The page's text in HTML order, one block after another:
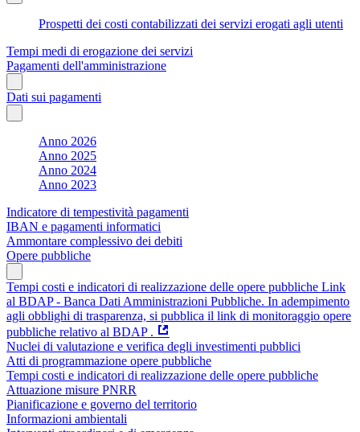
Prospetti dei costi contabilizzati dei servizi erogati agli utenti
Tempi medi di erogazione dei servizi
Pagamenti dell'amministrazione
Dati sui pagamenti
Anno 2026
Anno 2025
Anno 2024
Anno 2023
Indicatore di tempestività pagamenti
IBAN e pagamenti informatici
Ammontare complessivo dei debiti
Opere pubbliche
Tempi costi e indicatori di realizzazione delle opere pubbliche Link
al BDAP - Banca Dati Amministrazioni Pubbliche. In adempimento
agli obblighi di trasparenza, si pubblica il link di monitoraggio opere
pubbliche relativo al BDAP .
Nuclei di valutazione e verifica degli investimenti pubblici
Atti di programmazione opere pubbliche
Tempi costi e indicatori di realizzazione delle opere pubbliche
Attuazione misure PNRR
Pianificazione e governo del territorio
Informazioni ambientali